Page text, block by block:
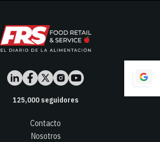
125,000seguidores
Contacto
Nosotros